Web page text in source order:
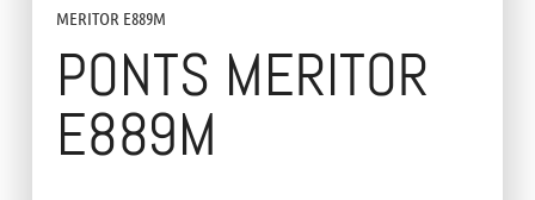
MERITOR E889M
PONTS MERITOR
E889M